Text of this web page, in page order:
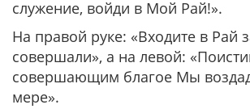
служение, войди в Мой Рай!».
На правой руке: «Входите в Рай
совершали», а на левой:
совершающим благое Мы
мере».